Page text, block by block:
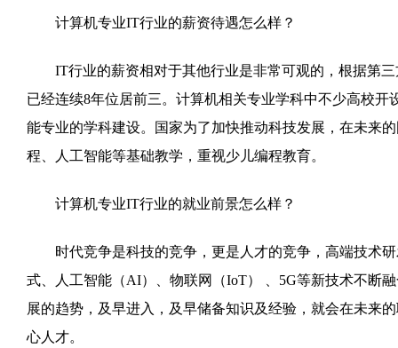
计算机专业IT行业的薪资待遇怎么样？
IT行业的薪资相对于其他行业是非常可观的，根据第三
已经连续8年位居前三。计算机相关专业学科中不少高校
能专业的学科建设。国家为了加快推动科技发展，在未来
程、人工智能等基础教学，重视少儿编程教育。
计算机专业IT行业的就业前景怎么样？
时代竞争是科技的竞争，更是人才的竞争，高端技术研
式、人工智能（AI）、物联网（IoT） 、5G等新技术不断
展的趋势，及早进入，及早储备知识及经验，就会在未来
心人才。